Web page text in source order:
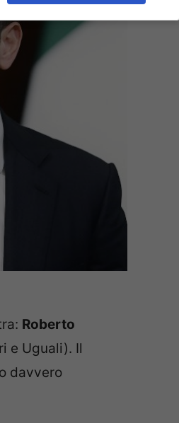
Roberto
e Uguali). Il
davvero